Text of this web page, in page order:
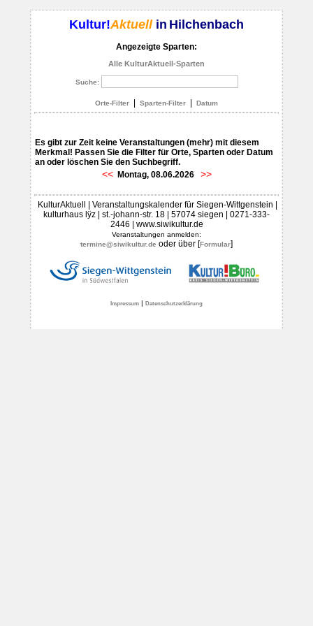
Kultur!Aktuellin Hilchenbach
Angezeigte Sparten:
Alle KulturAktuell-Sparten
Suche:
Orte-Filter Sparten-Filter Datum
Es gibt zur Zeit keine Veranstaltungen (mehr) mit diesem
Merkmal! Passen Sie die Filter für Orte, Sparten oder Datum
an oder löschen Sie den Suchbegriff.
<< Montag, 08.06.2026 >>
KulturAktuell | Veranstaltungskalender für Siegen-Wittgenstein |
kulturhaus lÿz | st.-johann-str. 18 | 57074 siegen | 0271-333-
2446 | www.siwikultur.de
Veranstaltungen anmelden:
termine@siwikultur.de oder über [Formular]
Impressum | Datenschutzerklärung